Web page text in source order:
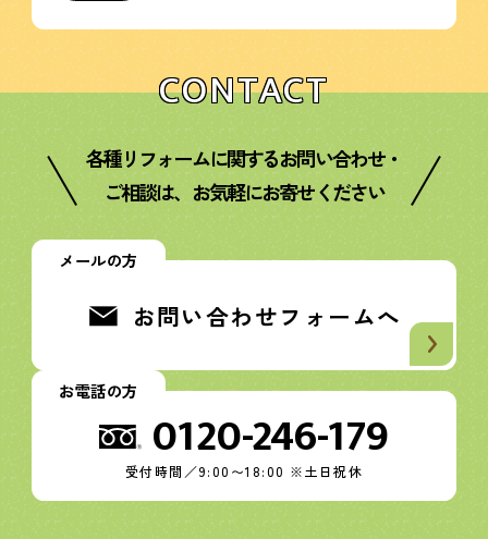
CONTACT
各種リフォームに関するお問い合わせ・
ご相談は、お気軽にお寄せください
メールの方
お問い合わせフォームへ
お電話の方
0120-246-179
受付時間／9:00〜18:00 ※土日祝休